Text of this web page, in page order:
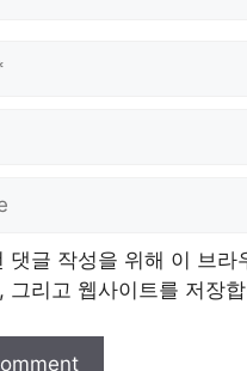
댓글 작성을 위해 이 브라
그리고 웹사이트를 저장